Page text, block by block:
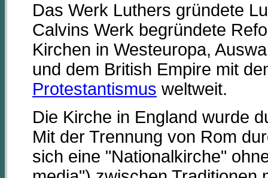
Das Werk Luthers gründete
Calvins Werk begründete
Kirchen in Westeuropa,
und dem British Empire mit
Protestantismus weltweit.
Die Kirche in England wurde
Mit der Trennung von Rom
sich eine "Nationalkirche"